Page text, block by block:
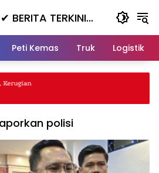
BERITA TERKINI
HARI INI
Peti Kemas Truk Logistik
polisi